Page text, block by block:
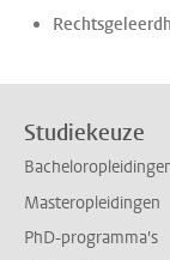
Studiekeuze
Masteropleidingen
PhD-programma's